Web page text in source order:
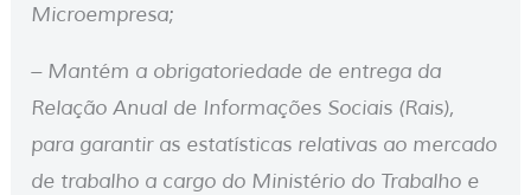
Microempresa;
– Mantém a obrigatoriedade de entrega da
Relação Anual de Informações Sociais (Rais),
para garantir as estatísticas relativas ao mercado
de trabalho a cargo do Ministério do Trabalho e